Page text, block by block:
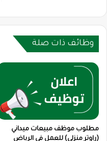
وظائف ذات صلة
مطلوب موظف مبيعات ميداني
(راوتر منزلي) للعمل في الرياض